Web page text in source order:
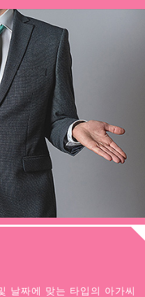
날짜에 맞는 타입의 아가씨